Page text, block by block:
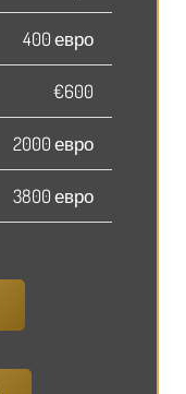
400 евро
€600
2000 евро
3800 евро